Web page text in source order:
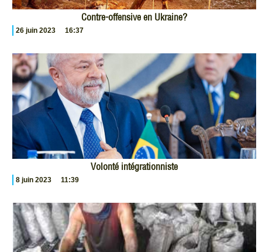
Contre-offensive en Ukraine?
26 juin 2023 16:37
Volonté intégrationniste
8 juin 2023 11:39